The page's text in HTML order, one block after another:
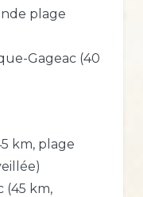
plage
Gageac (40
km, plage
(45 km,